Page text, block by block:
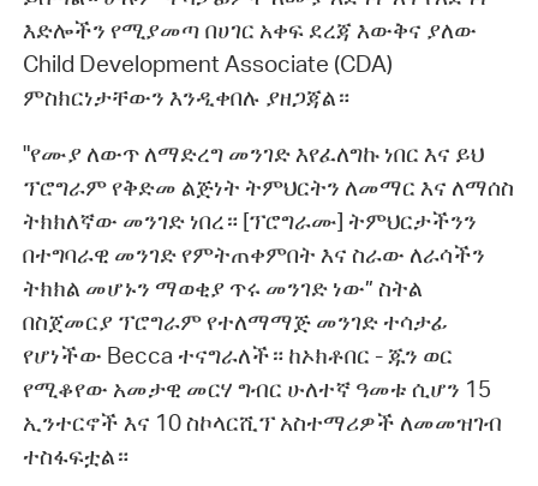
እድሎችን የሚያመጣ በሀገር አቀፍ ደረጃ እውቅና ያለው
Child Development Associate (CDA)
ምስክርነታቸውን እንዲቀበሉ ያዘጋጃል።
"የሙያ ለውጥ ለማድረግ መንገድ እየፈለግኩ ነበር እና ይህ
ፕሮግራም የቅድመ ልጅነት ትምህርትን ለመማር እና ለማሰስ
ትክክለኛው መንገድ ነበረ። [ፕሮግራሙ] ትምህርታችንን
በተግባራዊ መንገድ የምትጠቀምበት እና ስራው ለራሳችን
ትክክል መሆኑን ማወቂያ ጥሩ መንገድ ነው” ስትል
በስጀመርያ ፕሮግራም የተለማማጅ መንገድ ተሳታፊ
የሆነችው Becca ተናግራለች። ከኦክቶበር - ጁን ወር
የሚቆየው አመታዊ መርሃ ግብር ሁለተኛ ዓመቱ ሲሆን 15
ኢንተርኖች እና 10 ስኮላርሺፕ አስተማሪዎች ለመመዝገብ
ተስፋፍቷል።